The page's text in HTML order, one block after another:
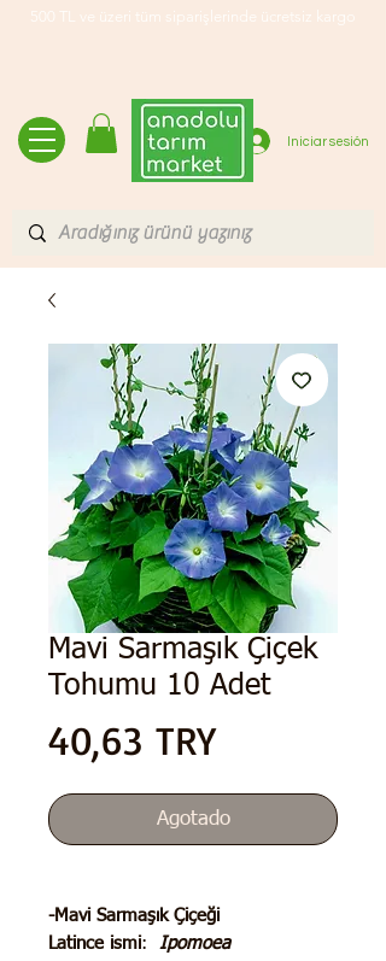
500 TL ve üzeri tüm siparişlerinde ücretsiz kargo
Iniciar sesión
Mavi Sarmaşık Çiçek
Tohumu 10 Adet
40,63 TRYPrecio
Agotado
-Mavi Sarmaşık Çiçeği
Latince ismi: Ipomoea